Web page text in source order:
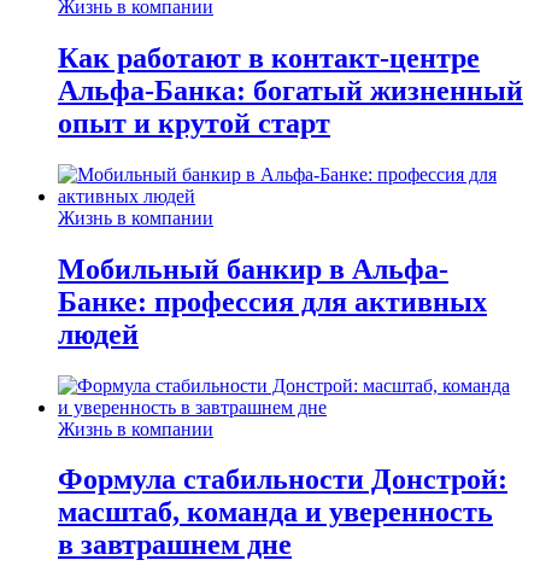
Жизнь в компании
Как работают в контакт-центре
Альфа-Банка: богатый жизненный
опыт и крутой старт
Жизнь в компании
Мобильный банкир в Альфа-
Банке: профессия для активных
людей
Жизнь в компании
Формула стабильности Донстрой:
масштаб, команда и уверенность
в завтрашнем дне